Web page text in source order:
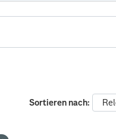
Sortieren nach